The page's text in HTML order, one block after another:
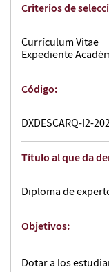
Criterios de
Currículum Vitae
Expediente
Código:
DXDESCARQ-I2-
Título al que da
Diploma de
Objetivos:
Dotar a los